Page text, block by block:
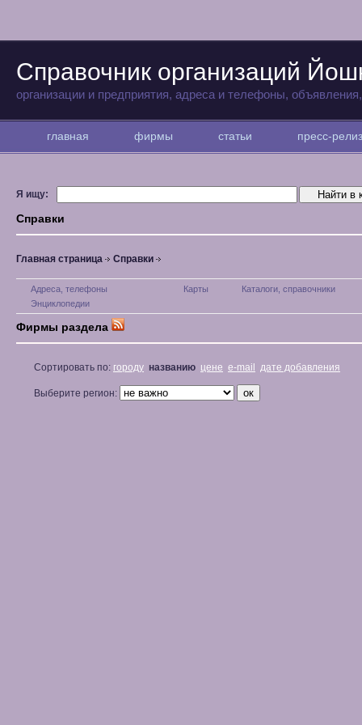
Справочник организаций
организации и предприятия, адреса и телефоны,
главная фирмы статьи пресс-
Я ищу:
Справки
Главная страница Справки
Адреса, телефоны Карты
Каталоги, справочники
Энциклопедии
Фирмы раздела
Сортировать по: городу названию цене e-mail дате добавления
Выберите регион: